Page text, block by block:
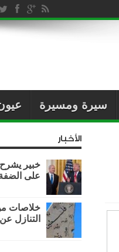
سيرة ومسيرة
الأخبار
خبير
على
خلاصات
التنازل